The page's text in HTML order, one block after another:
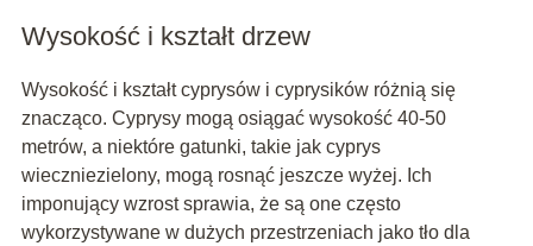
Wysokość i kształt drzew
Wysokość i kształt cyprysów i cyprysików różnią się
znacząco. Cyprysy mogą osiągać wysokość 40-50
metrów, a niektóre gatunki, takie jak cyprys
wieczniezielony, mogą rosnąć jeszcze wyżej. Ich
imponujący wzrost sprawia, że są one często
wykorzystywane w dużych przestrzeniach jako tło dla